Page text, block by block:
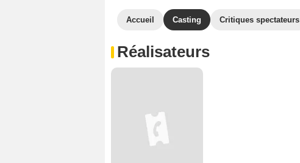
Accueil Casting Critiques spectateurs
Réalisateurs